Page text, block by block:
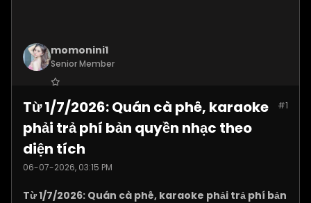
momonini1
Senior Member
Join Date:
Posts: 5399 #1
Từ 1/7/2026: Quán cà phê, karaoke
phải trả phí bản quyền nhạc theo
diện tích
06-07-2026, 03:15 PM
Từ 1/7/2026: Quán cà phê, karaoke phải trả phí bản